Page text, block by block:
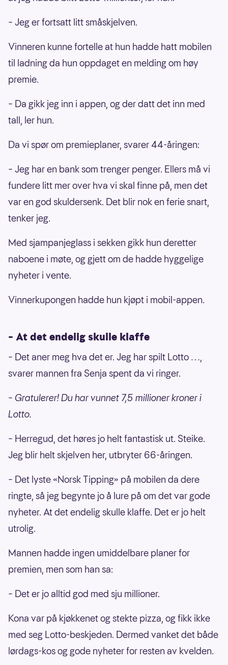
– Jeg er fortsatt litt småskjelven.
Vinneren kunne fortelle at hun hadde hatt mobilen
til ladning da hun oppdaget en melding om høy
premie.
– Da gikk jeg inn i appen, og der datt det inn med
tall, ler hun.
Da vi spør om premieplaner, svarer 44-åringen:
– Jeg har en bank som trenger penger. Ellers må vi
fundere litt mer over hva vi skal finne på, men det
var en god skuldersenk. Det blir nok en ferie snart,
tenker jeg.
Med sjampanjeglass i sekken gikk hun deretter
naboene i møte, og gjett om de hadde hyggelige
nyheter i vente.
Vinnerkupongen hadde hun kjøpt i mobil-appen.
– At det endelig skulle klaffe
– Det aner meg hva det er. Jeg har spilt Lotto …,
svarer mannen fra Senja spent da vi ringer.
– Gratulerer! Du har vunnet 7,5 millioner kroner i
Lotto.
– Herregud, det høres jo helt fantastisk ut. Steike.
Jeg blir helt skjelven her, utbryter 66-åringen.
– Det lyste «Norsk Tipping» på mobilen da dere
ringte, så jeg begynte jo å lure på om det var gode
nyheter. At det endelig skulle klaffe. Det er jo helt
utrolig.
Mannen hadde ingen umiddelbare planer for
premien, men som han sa:
– Det er jo alltid god med sju millioner.
Kona var på kjøkkenet og stekte pizza, og fikk ikke
med seg Lotto-beskjeden. Dermed vanket det både
lørdags-kos og gode nyheter for resten av kvelden.